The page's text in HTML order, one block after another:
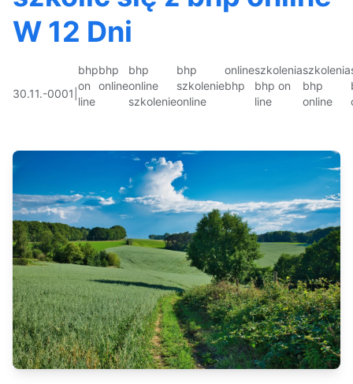
W 12 Dni
30.11.-0001
bhp
on
line
bhp
online
bhp
online
szkolenie
bhp
szkolenie
online
online
bhp
szkolenia
bhp on
line
szkolenia
bhp
online